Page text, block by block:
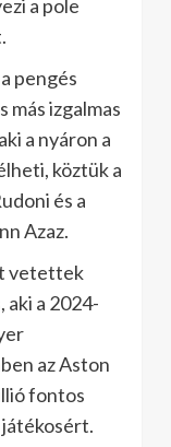
a pole
pengés
más izgalmas
a nyáron a
köztük a
és a
Azaz.
vetettek
aki a 2024-
az Aston
fontos